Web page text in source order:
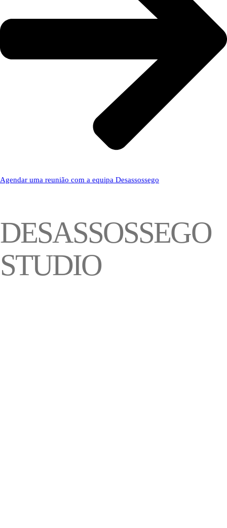
Agendar uma reunião com a equipa Desassossego
DESASSOSSEGO
STUDIO